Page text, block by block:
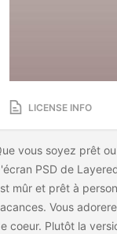
LICENSE INFO
vous soyez prêt
PSD de
mûr et prêt à
Vous
coeur. Plutôt la